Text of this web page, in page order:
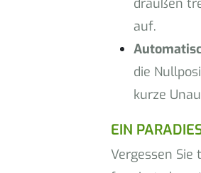
draußen
auf.
die
kurze
EIN
Vergessen Sie